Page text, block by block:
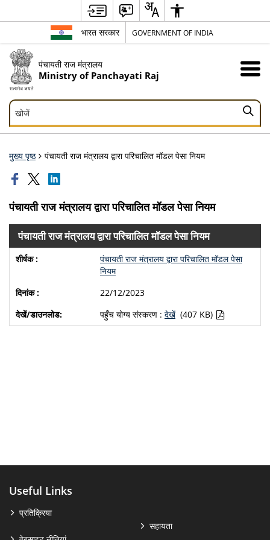
भारत सरकार GOVERNMENT OF INDIA
पंचायती राज मंत्रालय
Ministry of Panchayati Raj
खोजें
खोजें
मुख्य पृष्ठ पंचायती राज मंत्रालय द्वारा परिचालित मॉडल पेसा नियम
पंचायती राज मंत्रालय द्वारा परिचालित मॉडल पेसा नियम
पंचायती राज मंत्रालय द्वारा परिचालित मॉडल पेसा नियम
पंचायती राज मंत्रालय द्वारा परिचालित मॉडल पेसा
नियम
22/12/2023
पहुँच योग्य संस्करण : देखें (407 KB)
Useful Links
प्रतिक्रिया
सहायता